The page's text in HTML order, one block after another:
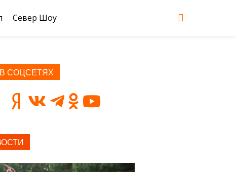
Север Шоу
СОЦСЕТЯХ